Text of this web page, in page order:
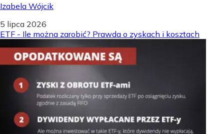
Izabela Wójcik
5 lipca 2026
ETF - Ile można zarobić? Prawda o zyskach i kosztach